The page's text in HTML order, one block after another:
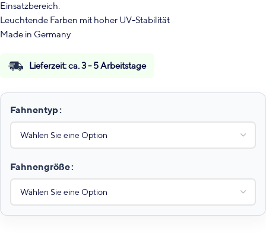
Einsatzbereich.
Leuchtende Farben mit hoher UV-Stabilität
Made in Germany
Lieferzeit:ca. 3 - 5 Arbeitstage
Fahnentyp
Fahnengröße